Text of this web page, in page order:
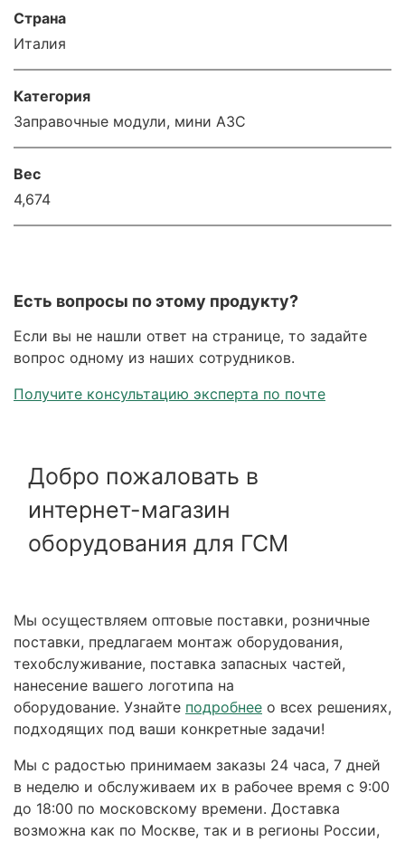
Страна
Италия
Категория
Заправочные модули, мини АЗС
Вес
4,674
Есть вопросы по этому продукту?
Если вы не нашли ответ на странице, то задайте
вопрос одному из наших сотрудников.
Получите консультацию эксперта по почте
Добро пожаловать в
интернет-магазин
оборудования для ГСМ
Мы осуществляем оптовые поставки, розничные
поставки, предлагаем монтаж оборудования,
техобслуживание, поставка запасных частей,
нанесение вашего логотипа на
оборудование. Узнайте подробнее о всех решениях,
подходящих под ваши конкретные задачи!
Мы с радостью принимаем заказы 24 часа, 7 дней
в неделю и обслуживаем их в рабочее время с 9:00
до 18:00 по московскому времени. Доставка
возможна как по Москве, так и в регионы России,